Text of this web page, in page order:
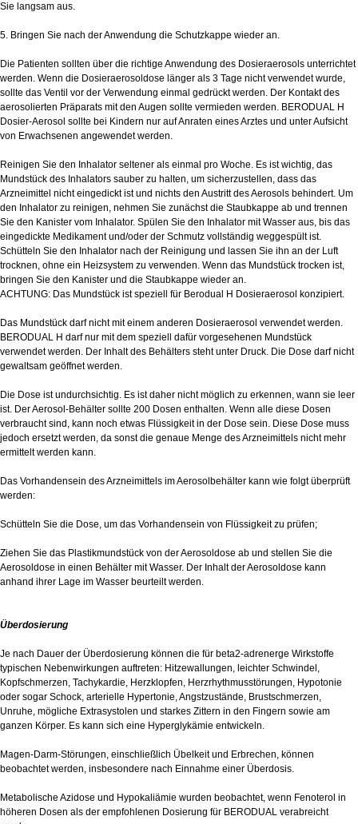
Sie langsam aus.
5. Bringen Sie nach der Anwendung die Schutzkappe wieder an.
Die Patienten sollten über die richtige Anwendung des Dosieraerosols unterrichtet
werden. Wenn die Dosieraerosoldose länger als 3 Tage nicht verwendet wurde,
sollte das Ventil vor der Verwendung einmal gedrückt werden. Der Kontakt des
aerosolierten Präparats mit den Augen sollte vermieden werden. BERODUAL H
Dosier-Aerosol sollte bei Kindern nur auf Anraten eines Arztes und unter Aufsicht
von Erwachsenen angewendet werden.
Reinigen Sie den Inhalator seltener als einmal pro Woche. Es ist wichtig, das
Mundstück des Inhalators sauber zu halten, um sicherzustellen, dass das
Arzneimittel nicht eingedickt ist und nichts den Austritt des Aerosols behindert. Um
den Inhalator zu reinigen, nehmen Sie zunächst die Staubkappe ab und trennen
Sie den Kanister vom Inhalator. Spülen Sie den Inhalator mit Wasser aus, bis das
eingedickte Medikament und/oder der Schmutz vollständig weggespült ist.
Schütteln Sie den Inhalator nach der Reinigung und lassen Sie ihn an der Luft
trocknen, ohne ein Heizsystem zu verwenden. Wenn das Mundstück trocken ist,
bringen Sie den Kanister und die Staubkappe wieder an.
ACHTUNG: Das Mundstück ist speziell für Berodual H Dosieraerosol konzipiert.
Das Mundstück darf nicht mit einem anderen Dosieraerosol verwendet werden.
BERODUAL H darf nur mit dem speziell dafür vorgesehenen Mundstück
verwendet werden. Der Inhalt des Behälters steht unter Druck. Die Dose darf nicht
gewaltsam geöffnet werden.
Die Dose ist undurchsichtig. Es ist daher nicht möglich zu erkennen, wann sie leer
ist. Der Aerosol-Behälter sollte 200 Dosen enthalten. Wenn alle diese Dosen
verbraucht sind, kann noch etwas Flüssigkeit in der Dose sein. Diese Dose muss
jedoch ersetzt werden, da sonst die genaue Menge des Arzneimittels nicht mehr
ermittelt werden kann.
Das Vorhandensein des Arzneimittels im Aerosolbehälter kann wie folgt überprüft
werden:
Schütteln Sie die Dose, um das Vorhandensein von Flüssigkeit zu prüfen;
Ziehen Sie das Plastikmundstück von der Aerosoldose ab und stellen Sie die
Aerosoldose in einen Behälter mit Wasser. Der Inhalt der Aerosoldose kann
anhand ihrer Lage im Wasser beurteilt werden.
Überdosierung
Je nach Dauer der Überdosierung können die für beta2-adrenerge Wirkstoffe
typischen Nebenwirkungen auftreten: Hitzewallungen, leichter Schwindel,
Kopfschmerzen, Tachykardie, Herzklopfen, Herzrhythmusstörungen, Hypotonie
oder sogar Schock, arterielle Hypertonie, Angstzustände, Brustschmerzen,
Unruhe, mögliche Extrasystolen und starkes Zittern in den Fingern sowie am
ganzen Körper. Es kann sich eine Hyperglykämie entwickeln.
Magen-Darm-Störungen, einschließlich Übelkeit und Erbrechen, können
beobachtet werden, insbesondere nach Einnahme einer Überdosis.
Metabolische Azidose und Hypokaliämie wurden beobachtet, wenn Fenoterol in
höheren Dosen als der empfohlenen Dosierung für BERODUAL verabreicht